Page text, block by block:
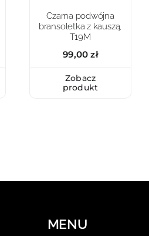
Czarna podwójna
bransoletka z kauszą,
T19M
99,00zł
Zobacz
produkt
MENU